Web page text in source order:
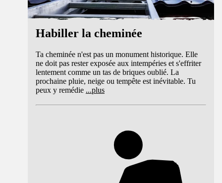
Habiller la cheminée
Ta cheminée n'est pas un monument historique. Elle
ne doit pas rester exposée aux intempéries et s'effriter
lentement comme un tas de briques oublié. La
prochaine pluie, neige ou tempête est inévitable. Tu
peux y remédie ...plus